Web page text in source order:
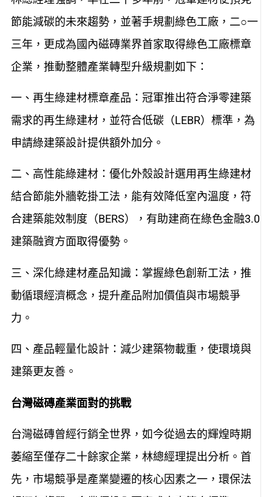
節能減碳的未來趨勢，並著手規劃綠色工廠，二○一
三年，更成為國內磁磚業界首家取得綠色工廠標章
企業，推動整體產業轉型升級規劃如下：
一、再生綠建材標章產品：冠軍推出符合淨零建築
需求的再生綠建材，並符合低碳（LEBR）標準，為
申請綠建築設計提供額外加分。
二、高性能綠建材：優化外殼設計選用再生綠建材
結合節能外牆乾掛工法，能有效降低室內溫度，符
合建築能效制度（BERS），有助建商在綠色金融3.0
建築融資方面取得優勢。
三、深化綠建材產品知識：掌握綠色創新工法，推
動循環經濟概念，提升產品附加價值與市場競爭
力。
四、產品輕量化設計：減少建築物載重，使環境與
建築更友善。
台灣磁磚產業面對的挑戰
台灣磁磚曾經行銷全世界，如今從過去的輝煌時期
萎縮至僅存二十餘家企業，林總經理提出分析。首
先，市場競爭是產業變遷的核心因素之一，環保法